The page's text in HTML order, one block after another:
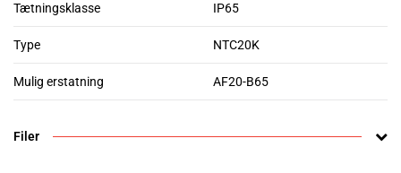
Tætningsklasse IP65
Type NTC20K
Mulig erstatning AF20-B65
Filer